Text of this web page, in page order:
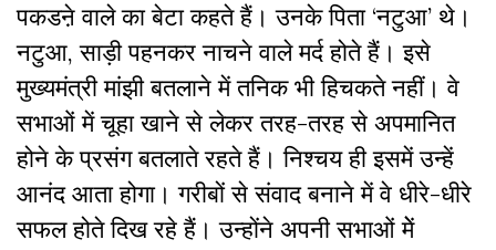
पकडऩे वाले का बेटा कहते हैं। उनके पिता ‘नटुआ’ थे।
नटुआ, साड़ी पहनकर नाचने वाले मर्द होते हैं। इसे
मुख्यमंत्री मांझी बतलाने में तनिक भी हिचकते नहीं। वे
सभाओं में चूहा खाने से लेकर तरह-तरह से अपमानित
होने के प्रसंग बतलाते रहते हैं। निश्चय ही इसमें उन्हें
आनंद आता होगा। गरीबों से संवाद बनाने में वे धीरे-धीरे
सफल होते दिख रहे हैं। उन्होंने अपनी सभाओं मेें